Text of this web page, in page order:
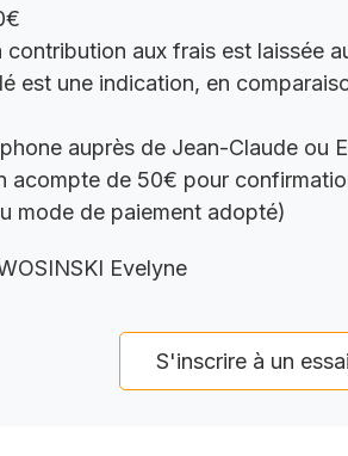
contribution aux frais est laissée
est une indication, en
auprès de Jean-Claude ou
acompte de 50€ pour
mode de paiement adopté)
Evelyne
S'inscrire à un